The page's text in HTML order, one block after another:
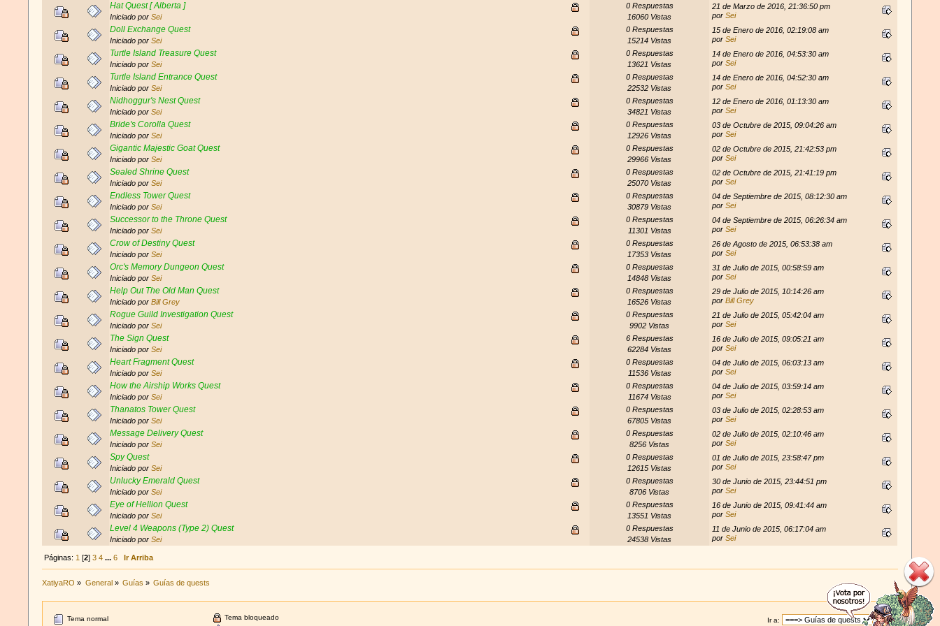
Hat Quest [ Alberta ]
Iniciado porSei
0 Respuestas
16060 Vistas
21 de Marzo de 2016, 21:36:50 pm
porSei
Doll Exchange Quest
Iniciado porSei
0 Respuestas
15214 Vistas
15 de Enero de 2016, 02:19:08 am
porSei
Turtle Island Treasure Quest
Iniciado porSei
0 Respuestas
13621 Vistas
14 de Enero de 2016, 04:53:30 am
porSei
Turtle Island Entrance Quest
Iniciado porSei
0 Respuestas
22532 Vistas
14 de Enero de 2016, 04:52:30 am
porSei
Nidhoggur's Nest Quest
Iniciado porSei
0 Respuestas
34821 Vistas
12 de Enero de 2016, 01:13:30 am
porSei
Bride's Corolla Quest
Iniciado porSei
0 Respuestas
12926 Vistas
03 de Octubre de 2015, 09:04:26 am
porSei
Gigantic Majestic Goat Quest
Iniciado porSei
0 Respuestas
29966 Vistas
02 de Octubre de 2015, 21:42:53 pm
porSei
Sealed Shrine Quest
Iniciado porSei
0 Respuestas
25070 Vistas
02 de Octubre de 2015, 21:41:19 pm
porSei
Endless Tower Quest
Iniciado porSei
0 Respuestas
30879 Vistas
04 de Septiembre de 2015, 08:12:30 am
porSei
Successor to the Throne Quest
Iniciado porSei
0 Respuestas
11301 Vistas
04 de Septiembre de 2015, 06:26:34 am
porSei
Crow of Destiny Quest
Iniciado porSei
0 Respuestas
17353 Vistas
26 de Agosto de 2015, 06:53:38 am
porSei
Orc's Memory Dungeon Quest
Iniciado porSei
0 Respuestas
14848 Vistas
31 de Julio de 2015, 00:58:59 am
porSei
Help Out The Old Man Quest
Iniciado porBill Grey
0 Respuestas
16526 Vistas
29 de Julio de 2015, 10:14:26 am
porBill Grey
Rogue Guild Investigation Quest
Iniciado porSei
0 Respuestas
9902 Vistas
21 de Julio de 2015, 05:42:04 am
porSei
The Sign Quest
Iniciado porSei
6 Respuestas
62284 Vistas
16 de Julio de 2015, 09:05:21 am
porSei
Heart Fragment Quest
Iniciado porSei
0 Respuestas
11536 Vistas
04 de Julio de 2015, 06:03:13 am
porSei
How the Airship Works Quest
Iniciado porSei
0 Respuestas
11674 Vistas
04 de Julio de 2015, 03:59:14 am
porSei
Thanatos Tower Quest
Iniciado porSei
0 Respuestas
67805 Vistas
03 de Julio de 2015, 02:28:53 am
porSei
Message Delivery Quest
Iniciado porSei
0 Respuestas
8256 Vistas
02 de Julio de 2015, 02:10:46 am
porSei
Spy Quest
Iniciado porSei
0 Respuestas
12615 Vistas
01 de Julio de 2015, 23:58:47 pm
porSei
Unlucky Emerald Quest
Iniciado porSei
0 Respuestas
8706 Vistas
30 de Junio de 2015, 23:44:51 pm
porSei
Eye of Hellion Quest
Iniciado porSei
0 Respuestas
13551 Vistas
16 de Junio de 2015, 09:41:44 am
porSei
Level 4 Weapons (Type 2) Quest
Iniciado porSei
0 Respuestas
24538 Vistas
11 de Junio de 2015, 06:17:04 am
porSei
Páginas: 1 [2] 3 4 ... 6 Ir Arriba
XatiyaRO » General» Guías » Guías de quests
Ir a:
Tema normal
Tema bloqueado